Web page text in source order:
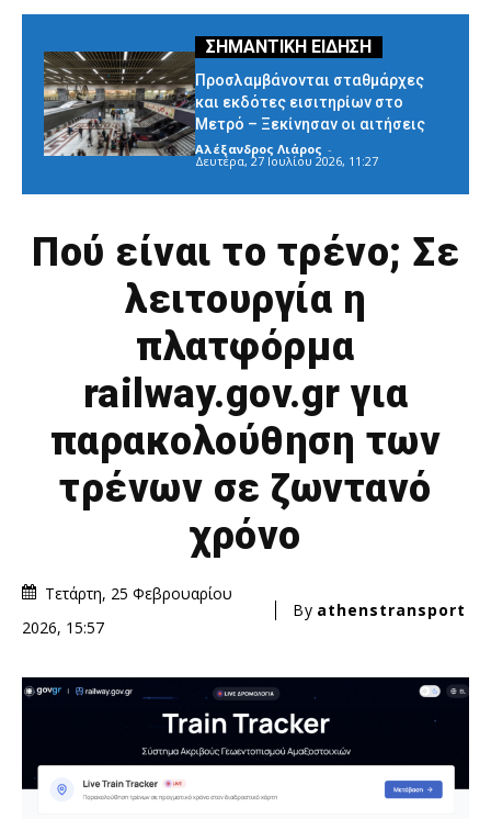
Προσλαμβάνονται σταθμάρχες
και εκδότες εισιτηρίων στο
Μετρό – Ξεκίνησαν οι αιτήσεις
Αλέξανδρος Λιάρος -
Δευτέρα, 27 Ιουλίου 2026, 11:27
Πού είναι το τρένο; Σε
λειτουργία η
πλατφόρμα
railway.gov.gr για
παρακολούθηση των
τρένων σε ζωντανό
χρόνο
Τετάρτη, 25 Φεβρουαρίου
2026, 15:57
By athenstransport